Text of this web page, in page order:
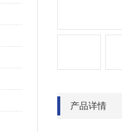
产品详情